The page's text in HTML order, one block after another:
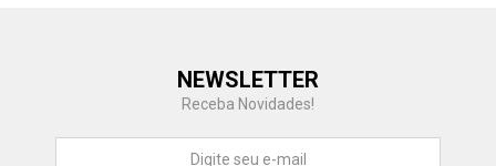
NEWSLETTER
Receba Novidades!